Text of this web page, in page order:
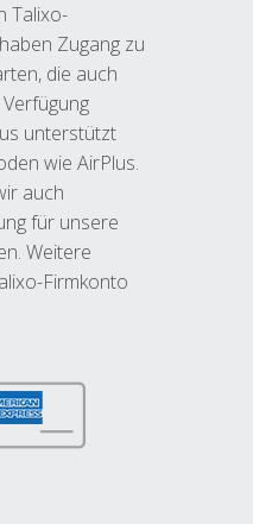
Talixo-
Zugang zu
die auch
unterstützt
wie AirPlus.
auch
für unsere
Weitere
Firmkonto